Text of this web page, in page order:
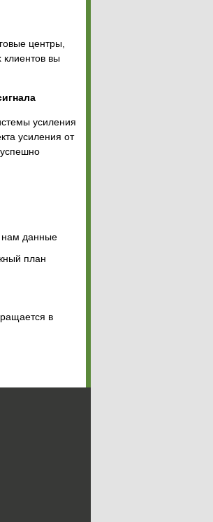
центры,
клиентов вы
усиления
усиления от
нам данные
план
в